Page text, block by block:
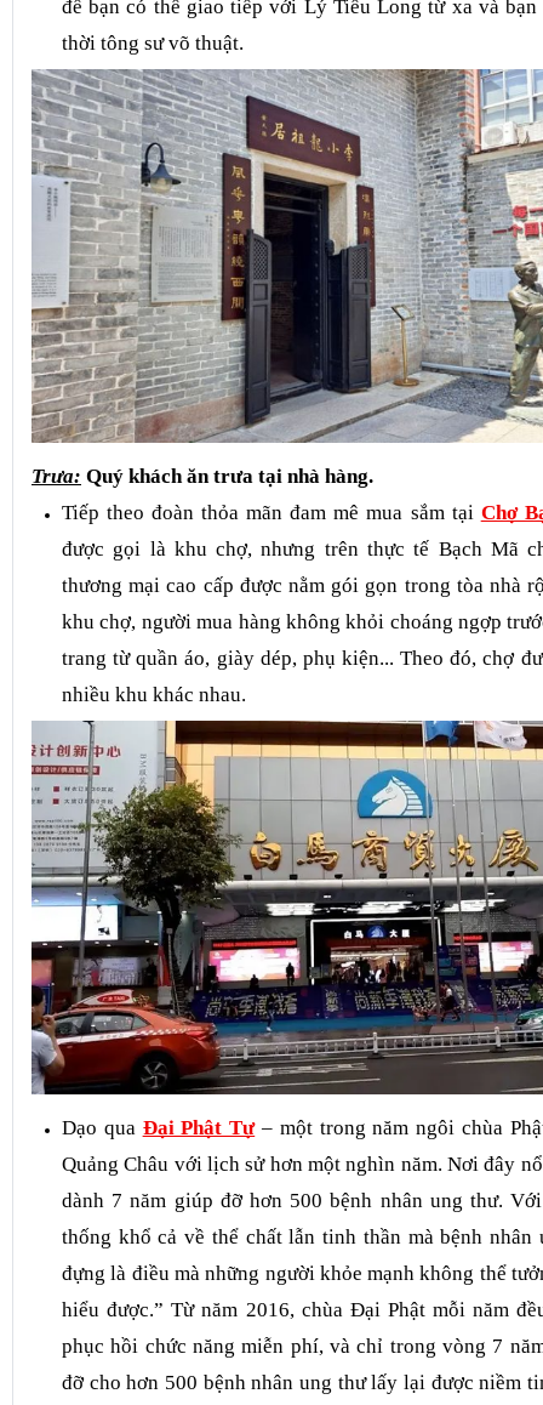
năm. Cho tới hôm nay công trình này đã kết hợp với
để bạn có thể giao tiếp với Lý Tiểu Long từ xa và
thời tông sư võ thuật.
Trưa: Quý khách ăn trưa tại nhà hàng.
Tiếp theo đoàn thỏa mãn đam mê mua sắm tạiChợ
được gọi là khu chợ, nhưng trên thực tế Bạch Mã
thương mại cao cấp được nằm gói gọn trong tòa nhà
khu chợ, người mua hàng không khỏi choáng ngợp
trang từ quần áo, giày dép, phụ kiện... Theo đó, chợ
nhiều khu khác nhau.
Dạo quaĐại Phật Tự – một trong năm ngôi chùa
Quảng Châu với lịch sử hơn một nghìn năm. Nơi đây
dành 7 năm giúp đỡ hơn 500 bệnh nhân ung thư.
thống khổ cả về thể chất lẫn tinh thần mà bệnh nhân
đựng là điều mà những người khỏe mạnh không thể
hiểu được.” Từ năm 2016, chùa Đại Phật mỗi năm
phục hồi chức năng miễn phí, và chỉ trong vòng 7